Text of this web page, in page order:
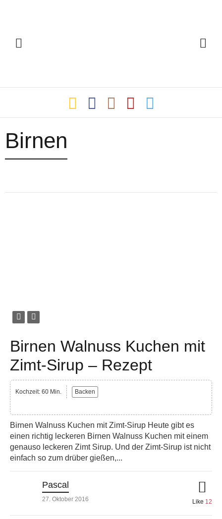
Birnen
Birnen Walnuss Kuchen mit
Zimt-Sirup – Rezept
Kochzeit: 60 Min. Backen
Birnen Walnuss Kuchen mit Zimt-Sirup Heute gibt es
einen richtig leckeren Birnen Walnuss Kuchen mit einem
genauso leckeren Zimt Sirup. Und der Zimt-Sirup ist nicht
einfach so zum drüber gießen,...
Pascal
27. Oktober 2016 Like 12